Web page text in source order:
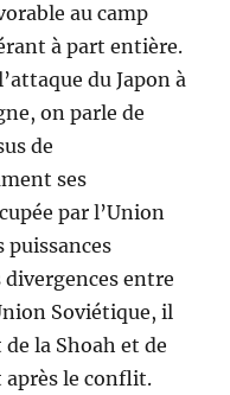
au camp
à part entière.
du Japon à
on parle de
de
ses
par l’Union
puissances
divergences entre
Soviétique, il
la Shoah et de
après le conflit.